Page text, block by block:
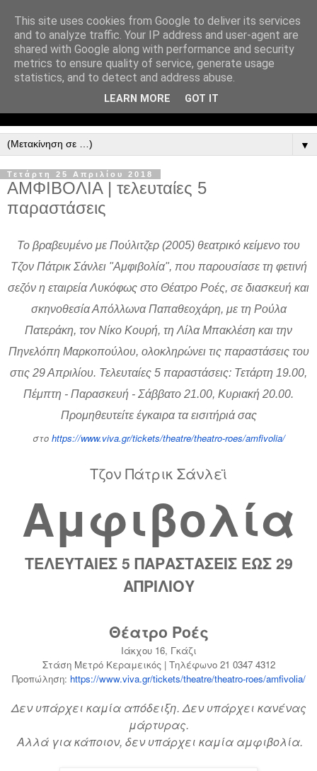
▼
Τετάρτη 25 Απριλίου 2018
ΑΜΦΙΒΟΛΙΑ | τελευταίες 5
παραστάσεις
Το βραβευμένο με Πούλιτζερ (2005) θεατρικό κείμενο του
Τζον Πάτρικ Σάνλει "Αμφιβολία", που παρουσίασε τη φετινή
σεζόν η εταιρεία Λυκόφως στο Θέατρο Ροές, σε διασκευή και
σκηνοθεσία Απόλλωνα Παπαθεοχάρη, με τη Ρούλα
Πατεράκη, τον Νίκο Κουρή, τη Λίλα Μπακλέση και την
Πηνελόπη Μαρκοπούλου, ολοκληρώνει τις παραστάσεις του
στις 29 Απριλίου. Τελευταίες 5 παραστάσεις: Τετάρτη 19.00,
Πέμπτη - Παρασκευή - Σάββατο 21.00, Κυριακή 20.00.
Προμηθευτείτε έγκαιρα τα εισιτήριά σας
στο https://www.viva.gr/tickets/theatre/theatro-roes/amfivolia/
Τζον Πάτρικ Σάνλεϊ
Αμφιβολία
ΤΕΛΕΥΤΑΙΕΣ 5 ΠΑΡΑΣΤΑΣΕΙΣ ΕΩΣ 29
ΑΠΡΙΛΙΟΥ
Θέατρο Ροές
Ιάκχου 16, Γκάζι
Στάση Μετρό Κεραμεικός | Τηλέφωνο 21 0347 4312
Προπώληση: https://www.viva.gr/tickets/theatre/theatro-roes/amfivolia/
Δεν υπάρχει καμία απόδειξη. Δεν υπάρχει κανένας
μάρτυρας.
Αλλά για κάποιον, δεν υπάρχει καμία αμφιβολία.
This site uses cookies from Google to deliver its services
and to analyze traffic. Your IP address and user-agent are
shared with Google along with performance and security
metrics to ensure quality of service, generate usage
statistics, and to detect and address abuse.
LEARN MORE GOT IT